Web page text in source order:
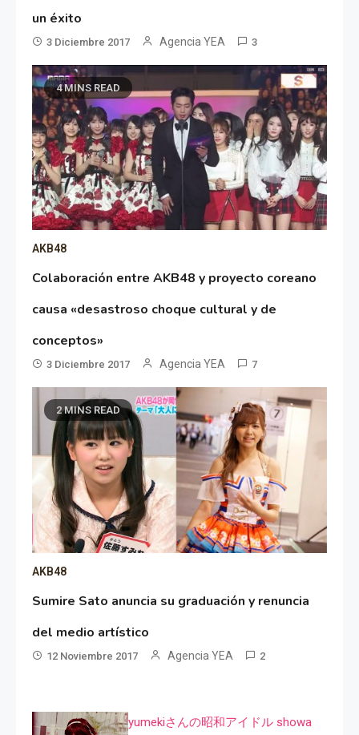
un éxito
3 Diciembre 2017 Agencia YEA 3
4 MINS READ
AKB48
Colaboración entre AKB48 y proyecto coreano
causa «desastroso choque cultural y de
conceptos»
3 Diciembre 2017 Agencia YEA 7
2 MINS READ
AKB48
Sumire Sato anuncia su graduación y renuncia
del medio artístico
12 Noviembre 2017 Agencia YEA 2
yumekiさんの昭和アイドル showa